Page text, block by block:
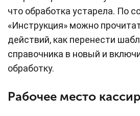
что обработка устарела. По
«Инструкция» можно
действий, как перенести
справочника в новый и
обработку.
Рабочее место